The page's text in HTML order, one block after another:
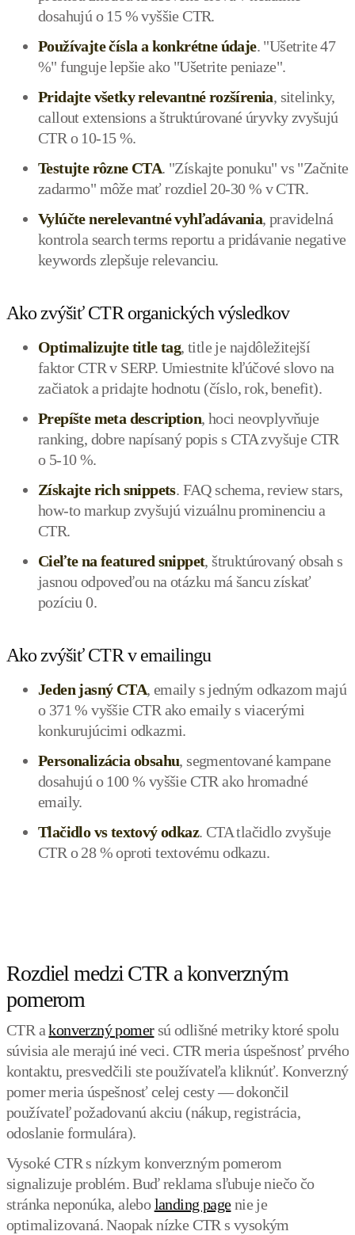
dosahujú o 15 % vyššie CTR.
Používajte čísla a konkrétne údaje. "Ušetrite 47
%" funguje lepšie ako "Ušetrite peniaze".
Pridajte všetky relevantné rozšírenia, sitelinky,
callout extensions a štruktúrované úryvky zvyšujú
CTR o 10-15 %.
Testujte rôzne CTA. "Získajte ponuku" vs "Začnite
zadarmo" môže mať rozdiel 20-30 % v CTR.
Vylúčte nerelevantné vyhľadávania, pravidelná
kontrola search terms reportu a pridávanie negative
keywords zlepšuje relevanciu.
Ako zvýšiť CTR organických výsledkov
Optimalizujte title tag, title je najdôležitejší
faktor CTR v SERP. Umiestnite kľúčové slovo na
začiatok a pridajte hodnotu (číslo, rok, benefit).
Prepíšte meta description, hoci neovplyvňuje
ranking, dobre napísaný popis s CTA zvyšuje CTR
o 5-10 %.
Získajte rich snippets. FAQ schema, review stars,
how-to markup zvyšujú vizuálnu prominenciu a
CTR.
Cieľte na featured snippet, štruktúrovaný obsah s
jasnou odpoveďou na otázku má šancu získať
pozíciu 0.
Ako zvýšiť CTR v emailingu
Jeden jasný CTA, emaily s jedným odkazom majú
o 371 % vyššie CTR ako emaily s viacerými
konkurujúcimi odkazmi.
Personalizácia obsahu, segmentované kampane
dosahujú o 100 % vyššie CTR ako hromadné
emaily.
Tlačidlo vs textový odkaz. CTA tlačidlo zvyšuje
CTR o 28 % oproti textovému odkazu.
Rozdiel medzi CTR a konverzným
pomerom
CTR akonverzný pomersú odlišné metriky ktoré spolu
súvisia ale merajú iné veci. CTR meria úspešnosť prvého
kontaktu, presvedčili ste používateľa kliknúť. Konverzný
pomer meria úspešnosť celej cesty — dokončil
používateľ požadovanú akciu (nákup, registrácia,
odoslanie formulára).
Vysoké CTR s nízkym konverzným pomerom
signalizuje problém. Buď reklama sľubuje niečo čo
stránka neponúka, alebolanding pagenie je
optimalizovaná. Naopak nízke CTR s vysokým